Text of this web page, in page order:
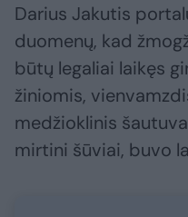
Darius Jakutis
duomenų, kad
būtų legaliai laikęs
žiniomis,
medžioklinis
mirtini šūviai, buvo